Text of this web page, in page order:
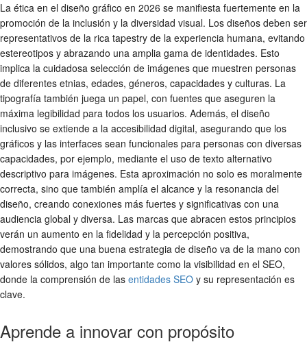
La ética en el diseño gráfico en 2026 se manifiesta fuertemente en la
promoción de la inclusión y la diversidad visual. Los diseños deben ser
representativos de la rica tapestry de la experiencia humana, evitando
estereotipos y abrazando una amplia gama de identidades. Esto
implica la cuidadosa selección de imágenes que muestren personas
de diferentes etnias, edades, géneros, capacidades y culturas. La
tipografía también juega un papel, con fuentes que aseguren la
máxima legibilidad para todos los usuarios. Además, el diseño
inclusivo se extiende a la accesibilidad digital, asegurando que los
gráficos y las interfaces sean funcionales para personas con diversas
capacidades, por ejemplo, mediante el uso de texto alternativo
descriptivo para imágenes. Esta aproximación no solo es moralmente
correcta, sino que también amplía el alcance y la resonancia del
diseño, creando conexiones más fuertes y significativas con una
audiencia global y diversa. Las marcas que abracen estos principios
verán un aumento en la fidelidad y la percepción positiva,
demostrando que una buena estrategia de diseño va de la mano con
valores sólidos, algo tan importante como la visibilidad en el SEO,
donde la comprensión de las entidades SEO y su representación es
clave.
Aprende a innovar con propósito